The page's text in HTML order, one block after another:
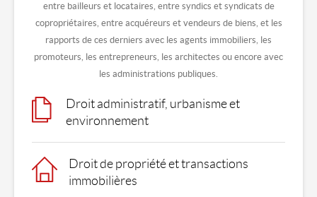
entre bailleurs et locataires, entre syndics et syndicats de
copropriétaires, entre acquéreurs et vendeurs de biens, et les
rapports de ces derniers avec les agents immobiliers, les
promoteurs, les entrepreneurs, les architectes ou encore avec
les administrations publiques.
Droit administratif, urbanisme et
environnement
Droit de propriété et transactions
immobilières